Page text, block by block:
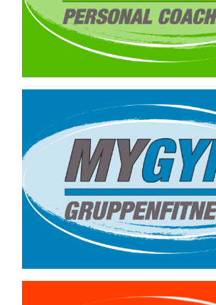
ab 39,90€ /
bis max. 8
–
ab 9,90 €/